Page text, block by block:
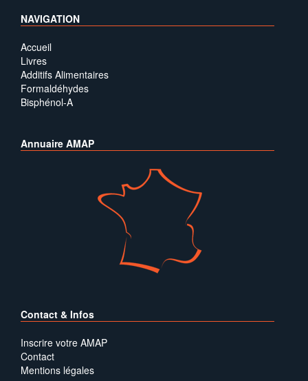
NAVIGATION
Accueil
Livres
Additifs Alimentaires
Formaldéhydes
Bisphénol-A
Annuaire AMAP
Contact & Infos
Inscrire votre AMAP
Contact
Mentions légales